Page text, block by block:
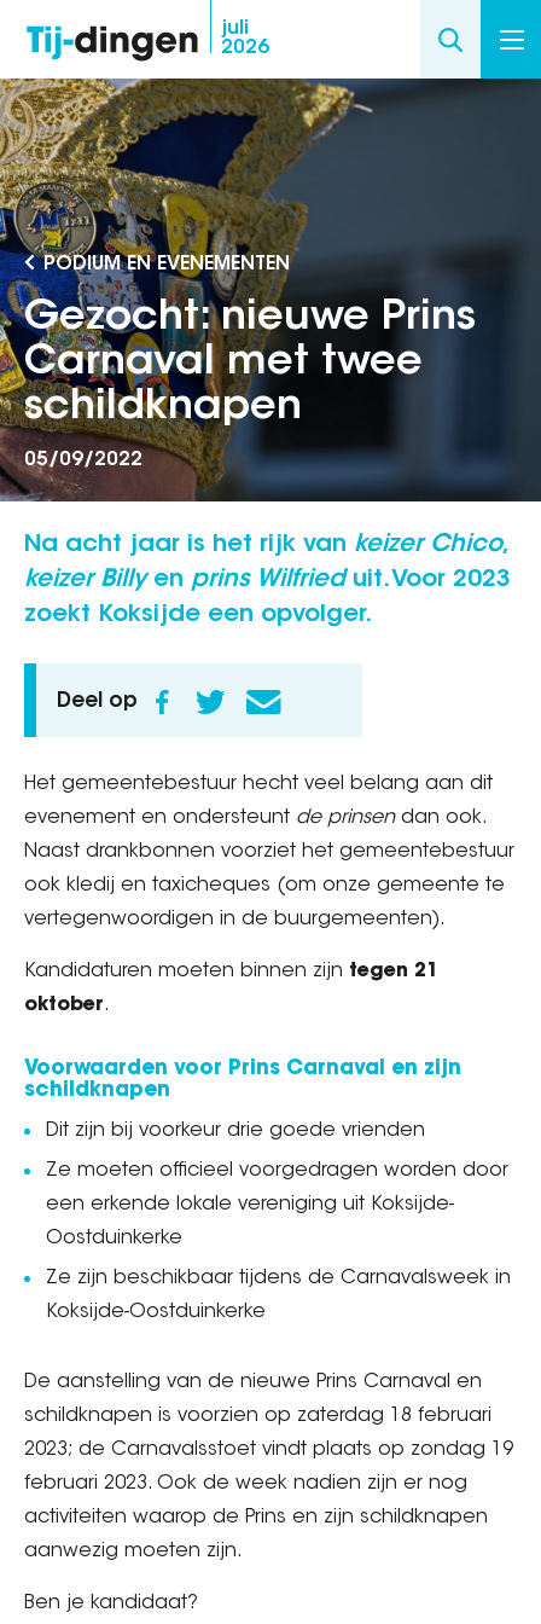
naar
de
inhoud
gaan
juli
2026
PODIUM EN EVENEMENTEN
Gezocht: nieuwe Prins
Carnaval met twee
schildknapen
05/09/2022
Na acht jaar is het rijk van keizer Chico,
keizer Billyen prins Wilfrieduit. Voor 2023
zoekt Koksijde een opvolger.
Deel op
Het gemeentebestuur hecht veel belang aan dit
evenement en ondersteunt de prinsendan ook.
Naast drankbonnen voorziet het gemeentebestuur
ook kledij en taxicheques (om onze gemeente te
vertegenwoordigen in de buurgemeenten).
Kandidaturen moeten binnen zijn tegen 21
oktober.
Voorwaarden voor Prins Carnaval en zijn
schildknapen
Dit zijn bij voorkeur drie goede vrienden
Ze moeten officieel voorgedragen worden door
een erkende lokale vereniging uit Koksijde-
Oostduinkerke
Ze zijn beschikbaar tijdens de Carnavalsweek in
Koksijde-Oostduinkerke
De aanstelling van de nieuwe Prins Carnaval en
schildknapen is voorzien op zaterdag 18 februari
2023; de Carnavalsstoet vindt plaats op zondag 19
februari 2023. Ook de week nadien zijn er nog
activiteiten waarop de Prins en zijn schildknapen
aanwezig moeten zijn.
Ben je kandidaat?